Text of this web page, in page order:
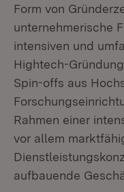
Form von
unternehmerische
intensiven und
Hightech-
Spin-offs aus
Rahmen einer
vor allem
aufbauende